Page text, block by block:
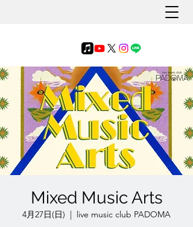
Mixed Music Arts
4月27日(日)
  |
live music club PADOMA